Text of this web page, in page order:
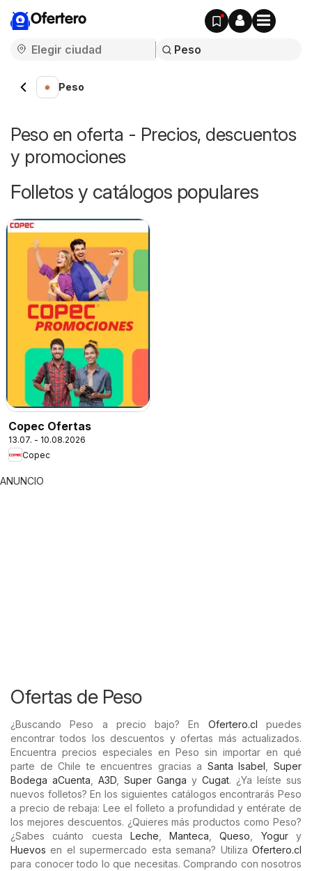
Ofertero
Peso
Peso en oferta - Precios, descuentos
y promociones
Folletos y catálogos populares
Copec Ofertas
13.07. - 10.08.2026
Copec
ANUNCIO
Ofertas de Peso
¿Buscando Peso a precio bajo? En Ofertero.cl puedes
encontrar todos los descuentos y ofertas más actualizados.
Encuentra precios especiales en Peso sin importar en qué
parte de Chile te encuentres gracias a Santa Isabel ,Super
Bodega aCuenta
A3D Super Ganga y Cugat. ¿Ya leíste sus
nuevos folletos? En los siguientes catálogos encontrarás Peso
a precio de rebaja: Lee el folleto a profundidad y entérate de
los mejores descuentos. ¿Quieres más productos como Peso?
¿Sabes cuánto cuesta Leche ,Manteca ,Queso Yogury
Huevos en el supermercado esta semana? Utiliza Ofertero.cl
para conocer todo lo que necesitas. Comprando con nosotros